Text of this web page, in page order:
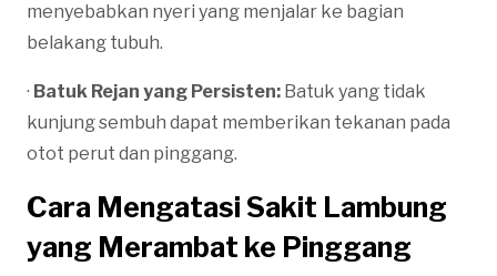
menyebabkan nyeri yang menjalar ke bagian
belakang tubuh.
· Batuk Rejan yang Persisten: Batuk yang tidak
kunjung sembuh dapat memberikan tekanan pada
otot perut dan pinggang.
Cara Mengatasi Sakit Lambung
yang Merambat ke Pinggang